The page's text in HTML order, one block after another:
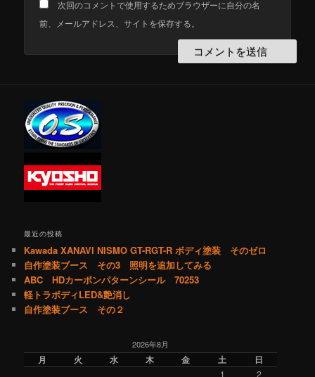
次回のコメントで使用するためブラウザーに自分の名
前、メールアドレス、サイトを保存する。
最近の投稿
Kawada XANAVI NISMO GT-RGT-R ボディ塗装 そのゼロ
自作塗装ブース その3 照明を追加してみる
ABC HDカーボンパターンシール 70253
軽トラボディLED&艶消し
自作塗装ブース その２
2026年8月
月 火 水 木 金 土 日
1 2